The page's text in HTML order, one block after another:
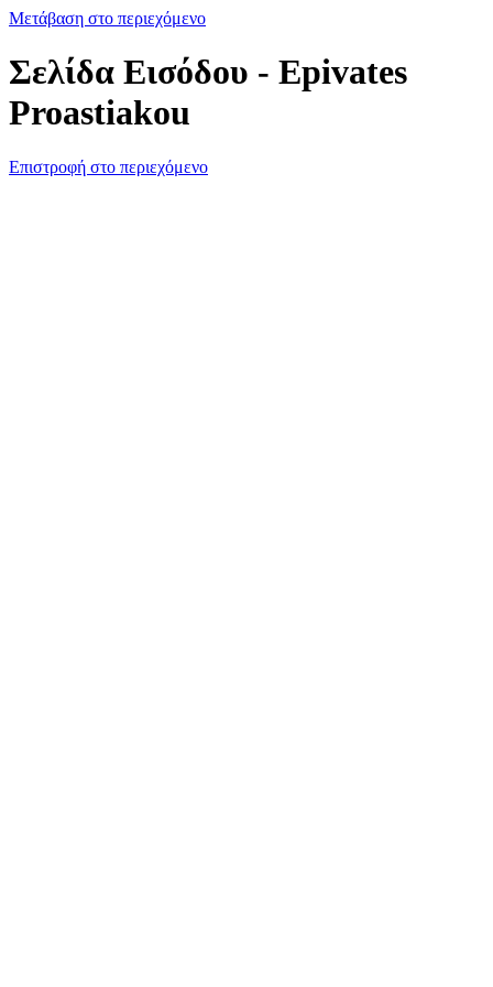
Μετάβαση στο περιεχόμενο
Σελίδα Εισόδου - Epivates
Proastiakou
Επιστροφή στο περιεχόμενο